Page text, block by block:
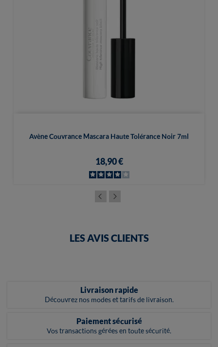
Avène Couvrance Mascara Haute Tolérance Noir 7ml
18,90 €
LES AVIS CLIENTS
Livraison rapide
Découvrez nos modes et tarifs de livraison.
Paiement sécurisé
Vos transactions gérées en toute sécurité.